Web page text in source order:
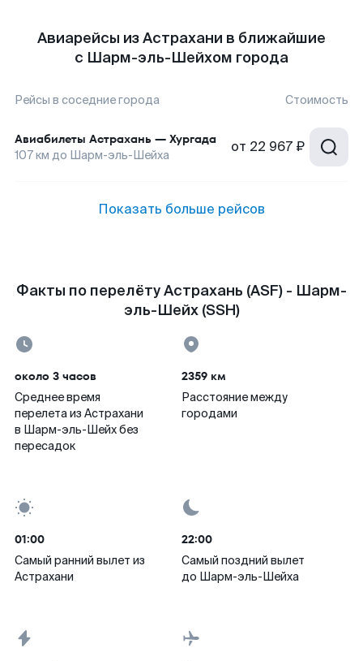
Авиарейсы из Астрахани в ближайшие
с Шарм-эль-Шейхом города
Рейсы в соседние города Стоимость
Авиабилеты Астрахань — Хургада
107км до Шарм-эль-Шейха от 22 967 ₽
Показать больше рейсов
Факты по перелёту Астрахань (ASF) - Шарм-
эль-Шейх (SSH)
около 3 часов
Среднее время
перелета из Астрахани
в Шарм-эль-Шейх без
пересадок
2359 км
Расстояние между
городами
01:00
Самый ранний вылет из
Астрахани
22:00
Самый поздний вылет
до Шарм-эль-Шейха